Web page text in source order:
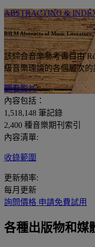
ABSTRACTING &
RILM Abstracts of Music Literature
該綜合音樂參考書目由
級音樂理論的各個層次
觀看影片
內容包括：
1,518,148 筆記錄
2,400 種音樂期刊索引
內容清單:
收錄範圍
更新頻率:
每月更新
詢問價格 申請免費試用
各種出版物和媒